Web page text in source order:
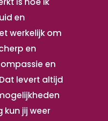
en
werkelijk om
en
en
levert altijd
kun jij weer